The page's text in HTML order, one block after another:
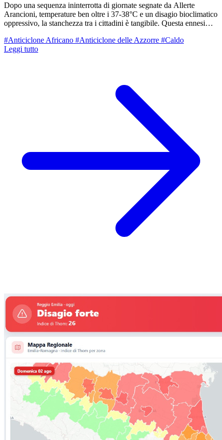
Dopo una sequenza ininterrotta di giornate segnate da Allerte
Arancioni, temperature ben oltre i 37-38°C e un disagio bioclimatico
oppressivo, la stanchezza tra i cittadini è tangibile. Questa ennesima
ed evidenzia ancora una volta come la nostra regione si trovi nel
cuore di uno dei principali "hot-spot" climatici del Pianeta. La
profondi — trasformano queste configurazioni sinottiche in veri e
propri "forni a microonde" atmosferici.
#Anticiclone Africano #Anticiclone delle Azzorre #Caldo
Leggi tutto